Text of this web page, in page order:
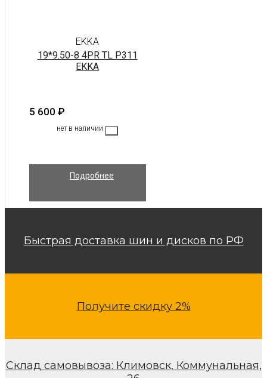
EKKA
19*9.50-8 4PR TL P311
EKKA
5 600 ₽
нет в наличии
Подробнее
Быстрая доставка шин и дисков по РФ
Получите скидку 2%
Склад самовывоза: Климовск, Коммунальная,